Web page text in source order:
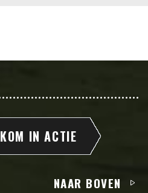
KOM IN ACTIE
NAAR BOVEN